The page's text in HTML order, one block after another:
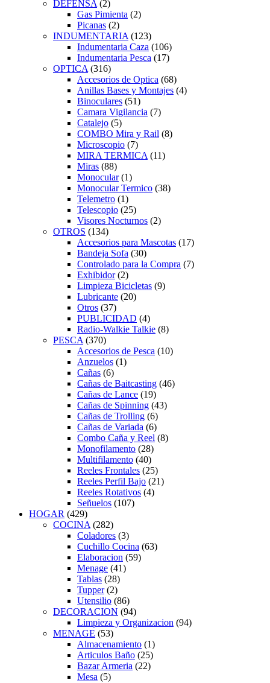
DEFENSA (2)
Gas Pimienta (2)
Picanas (2)
INDUMENTARIA (123)
Indumentaria Caza (106)
Indumentaria Pesca (17)
OPTICA (316)
Accesorios de Optica (68)
Anillas Bases y Montajes (4)
Binoculares (51)
Camara Vigilancia (7)
Catalejo (5)
COMBO Mira y Rail (8)
Microscopio (7)
MIRA TERMICA (11)
Miras (88)
Monocular (1)
Monocular Termico (38)
Telemetro (1)
Telescopio (25)
Visores Nocturnos (2)
OTROS (134)
Accesorios para Mascotas (17)
Bandeja Sofa (30)
Controlado para la Compra (7)
Exhibidor (2)
Limpieza Bicicletas (9)
Lubricante (20)
Otros (37)
PUBLICIDAD (4)
Radio-Walkie Talkie (8)
PESCA (370)
Accesorios de Pesca (10)
Anzuelos (1)
Cañas (6)
Cañas de Baitcasting (46)
Cañas de Lance (19)
Cañas de Spinning (43)
Cañas de Trolling (6)
Cañas de Variada (6)
Combo Caña y Reel (8)
Monofilamento (28)
Multifilamento (40)
Reeles Frontales (25)
Reeles Perfil Bajo (21)
Reeles Rotativos (4)
Señuelos (107)
HOGAR (429)
COCINA (282)
Coladores (3)
Cuchillo Cocina (63)
Elaboracion (59)
Menage (41)
Tablas (28)
Tupper (2)
Utensilio (86)
DECORACION (94)
Limpieza y Organizacion (94)
MENAGE (53)
Almacenamiento (1)
Articulos Baño (25)
Bazar Armeria (22)
Mesa (5)